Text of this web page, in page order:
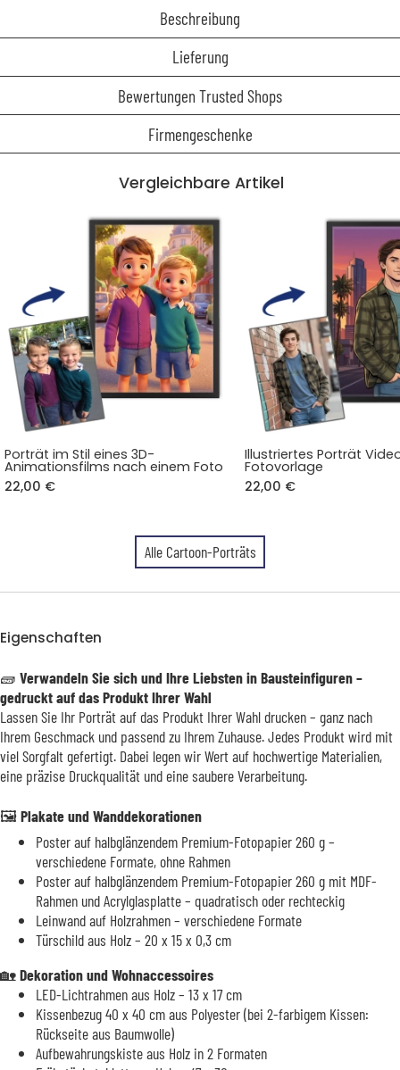
Beschreibung
Lieferung
Bewertungen Trusted Shops
Firmengeschenke
Vergleichbare Artikel
Porträt im Stil eines 3D-
Animationsfilms nach einem Foto
22,00 €
Illustriertes Porträt
Fotovorlage
22,00 €
Alle Cartoon-Porträts
Eigenschaften
🧱 Verwandeln Sie sich und Ihre Liebsten in Bausteinfiguren –
gedruckt auf das Produkt Ihrer Wahl
Lassen Sie Ihr Porträt auf das Produkt Ihrer Wahl drucken – ganz nach
Ihrem Geschmack und passend zu Ihrem Zuhause. Jedes Produkt wird mit
viel Sorgfalt gefertigt. Dabei legen wir Wert auf hochwertige Materialien,
eine präzise Druckqualität und eine saubere Verarbeitung.
🖼️Plakate und Wanddekorationen
Poster auf halbglänzendem Premium-Fotopapier 260 g –
verschiedene Formate, ohne Rahmen
Poster auf halbglänzendem Premium-Fotopapier 260 g mit MDF-
Rahmen und Acrylglasplatte – quadratisch oder rechteckig
Leinwand auf Holzrahmen – verschiedene Formate
Türschild aus Holz – 20 x 15 x 0,3 cm
🏡Dekoration und Wohnaccessoires
LED-Lichtrahmen aus Holz – 13 x 17 cm
Kissenbezug 40 x 40 cm aus Polyester (bei 2-farbigem Kissen:
Rückseite aus Baumwolle)
Aufbewahrungskiste aus Holz in 2 Formaten